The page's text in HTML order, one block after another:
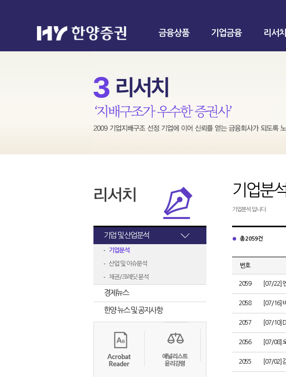
금융상품 기업금융 리서치
기업 및 산업분석
기업분석
산업 및 이슈분석
채권/크레딧 분석
경제뉴스
한양 뉴스 및 공지사항
기업분
기업분석 입니다.
총 2059건
번호
2059 [07/22]
2058 [07/16]
2057 [07/10]
2056 [07/08]
2055 [07/02]